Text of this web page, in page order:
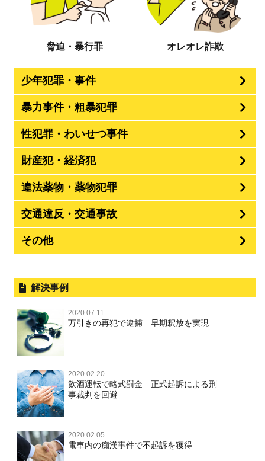
脅迫・暴行罪 オレオレ詐欺
少年犯罪・事件
暴力事件・粗暴犯罪
性犯罪・わいせつ事件
財産犯・経済犯
違法薬物・薬物犯罪
交通違反・交通事故
その他
解決事例
2020.07.11
万引きの再犯で逮捕 早期釈放を実現
2020.02.20
飲酒運転で略式罰金 正式起訴による刑
事裁判を回避
2020.02.05
電車内の痴漢事件で不起訴を獲得